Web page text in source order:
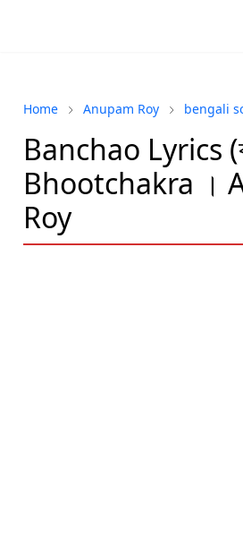
Home Anupam Roy bengali
Banchao Lyrics
Bhootchakra ।
Roy